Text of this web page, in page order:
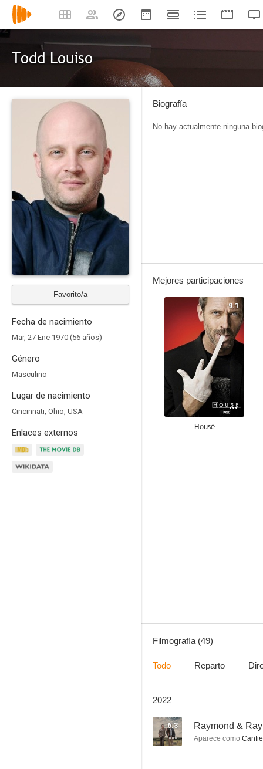
Todd Louiso
Favorito/a
Fecha de nacimiento
Mar, 27 Ene 1970 (56 años)
Género
Masculino
Lugar de nacimiento
Cincinnati, Ohio, USA
Enlaces externos
Biografía
No hay actualmente ninguna
Mejores participaciones
9.1
House
8.0
Filmografía (49)
Todo Reparto
2022
6.3 Raymond & Ray
Aparece como